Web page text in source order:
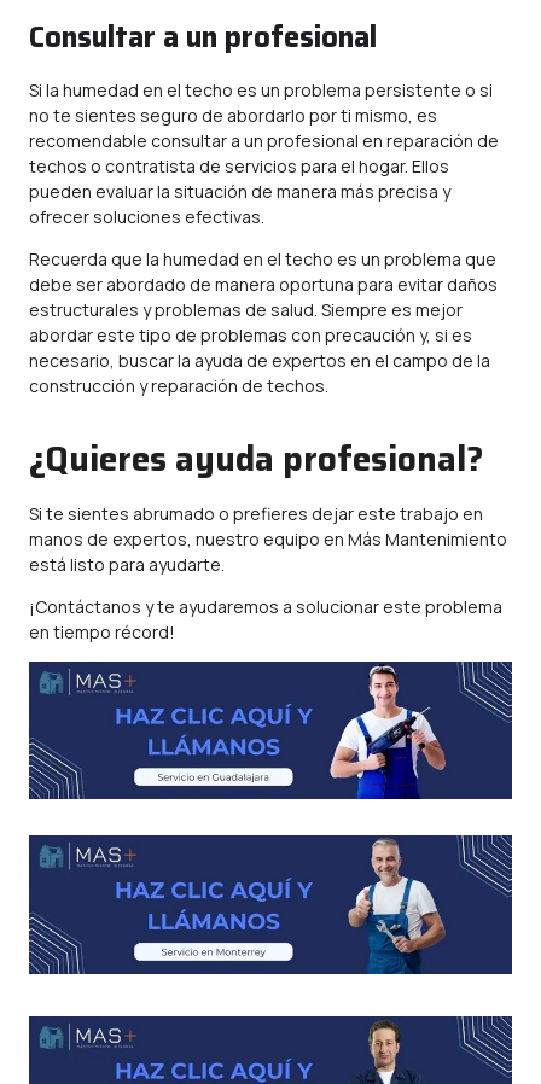
Consultar a un profesional
Si la humedad en el techo es un problema persistente o si
no te sientes seguro de abordarlo por ti mismo, es
recomendable consultar a un profesional en reparación de
techos o contratista de servicios para el hogar. Ellos
pueden evaluar la situación de manera más precisa y
ofrecer soluciones efectivas.
Recuerda que la humedad en el techo es un problema que
debe ser abordado de manera oportuna para evitar daños
estructurales y problemas de salud. Siempre es mejor
abordar este tipo de problemas con precaución y, si es
necesario, buscar la ayuda de expertos en el campo de la
construcción y reparación de techos.
¿Quieres ayuda profesional?
Si te sientes abrumado o prefieres dejar este trabajo en
manos de expertos, nuestro equipo en Más Mantenimiento
está listo para ayudarte.
¡Contáctanos y te ayudaremos a solucionar este problema
en tiempo récord!